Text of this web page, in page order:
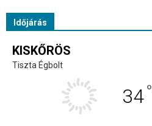
Időjárás
KISKŐRÖS
Tiszta Égbolt
34°